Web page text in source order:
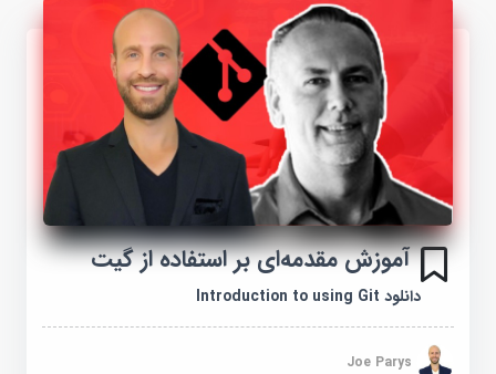
آموزش مقدمه‌ای بر استفاده از گیت
دانلود Introduction to using Git
Joe Parys